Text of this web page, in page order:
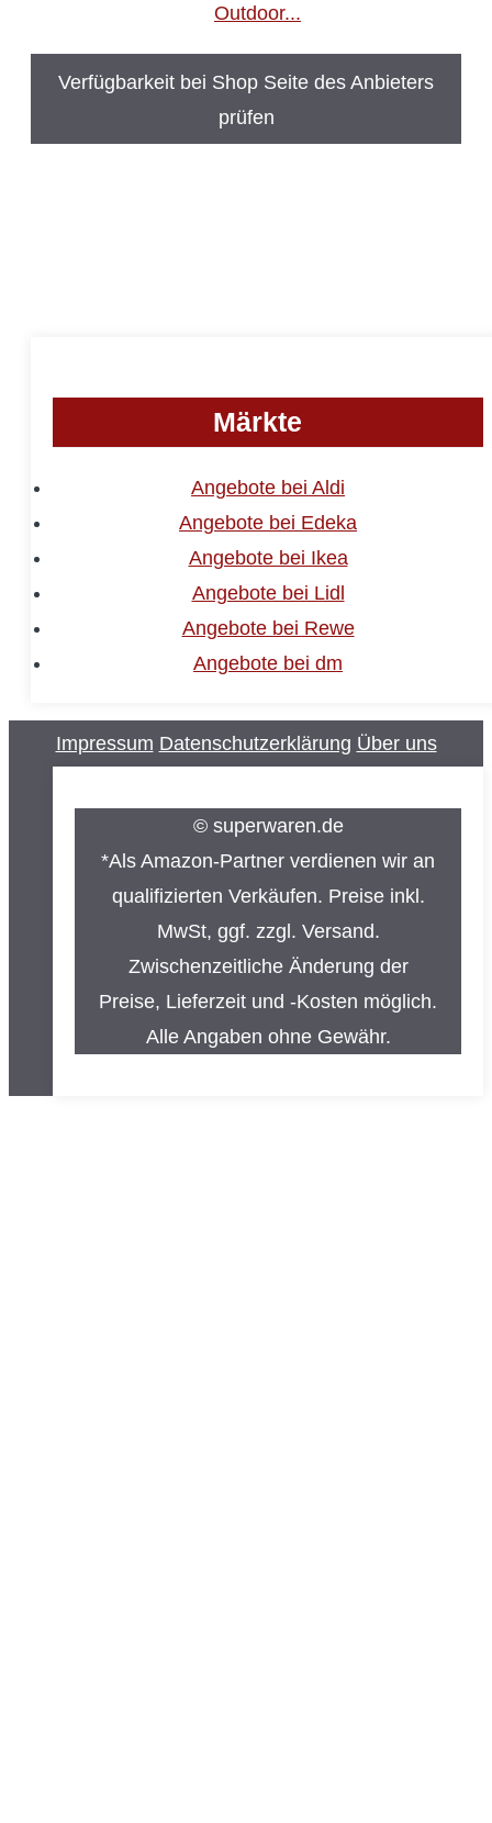
Outdoor...
Verfügbarkeit bei Shop Seite des Anbieters
prüfen
Märkte
Angebote bei Aldi
Angebote bei Edeka
Angebote bei Ikea
Angebote bei Lidl
Angebote bei Rewe
Angebote bei dm
Impressum Datenschutzerklärung Über uns
© superwaren.de
*Als Amazon-Partner verdienen wir an
qualifizierten Verkäufen. Preise inkl.
MwSt, ggf. zzgl. Versand.
Zwischenzeitliche Änderung der
Preise, Lieferzeit und -Kosten möglich.
Alle Angaben ohne Gewähr.